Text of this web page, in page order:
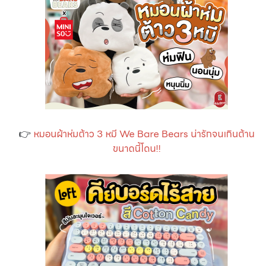
👉 หมอนผ้าห่มต้าว 3 หมี We Bare Bears น่ารักจนเกินต้าน
ขนาดนี้โดน!!